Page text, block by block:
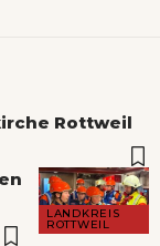
Rottweil
LANDKREIS
ROTTWEIL